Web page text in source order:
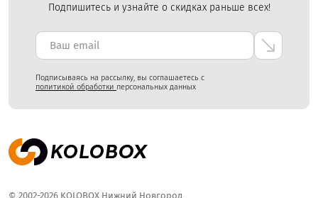
Подпишитесь и узнайте о скидках раньше всех!
Подписываясь на рассылку, вы соглашаетесь с
политикой обработки персональных данных
© 2002-2026 KOLOBOX Нижний Новгород